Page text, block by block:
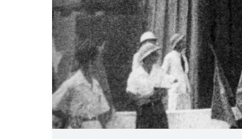
Một cuộc hôn nhân tan
mảnh đất và bản án vì lẽ
bằng